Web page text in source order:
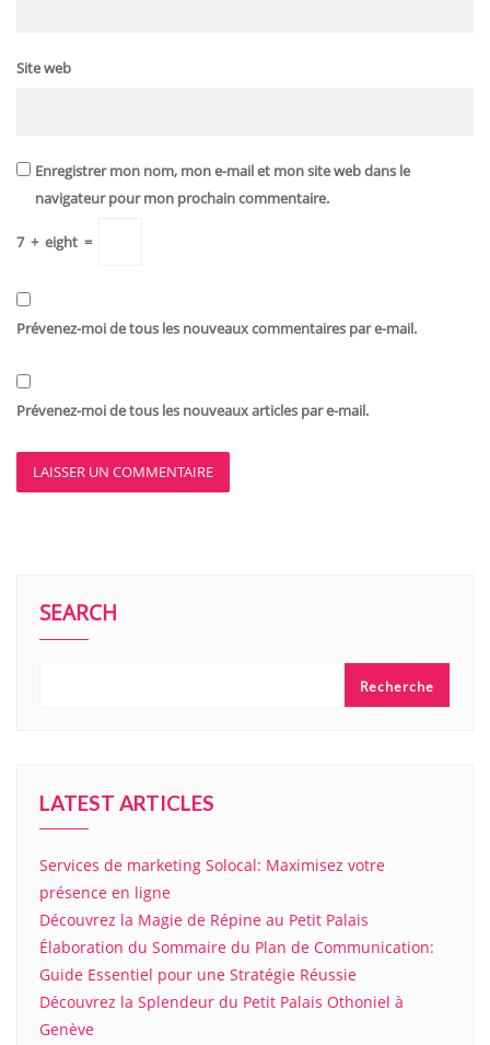
Site web
Enregistrer mon nom, mon e-mail et mon site web dans le
navigateur pour mon prochain commentaire.
7 + eight =
Prévenez-moi de tous les nouveaux commentaires par e-mail.
Prévenez-moi de tous les nouveaux articles par e-mail.
SEARCH
Recherche
LATEST ARTICLES
Services de marketing Solocal: Maximisez votre
présence en ligne
Découvrez la Magie de Répine au Petit Palais
Élaboration du Sommaire du Plan de Communication:
Guide Essentiel pour une Stratégie Réussie
Découvrez la Splendeur du Petit Palais Othoniel à
Genève